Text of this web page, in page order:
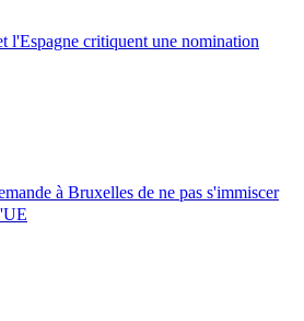
critiquent une nomination
à Bruxelles de ne pas s'immiscer